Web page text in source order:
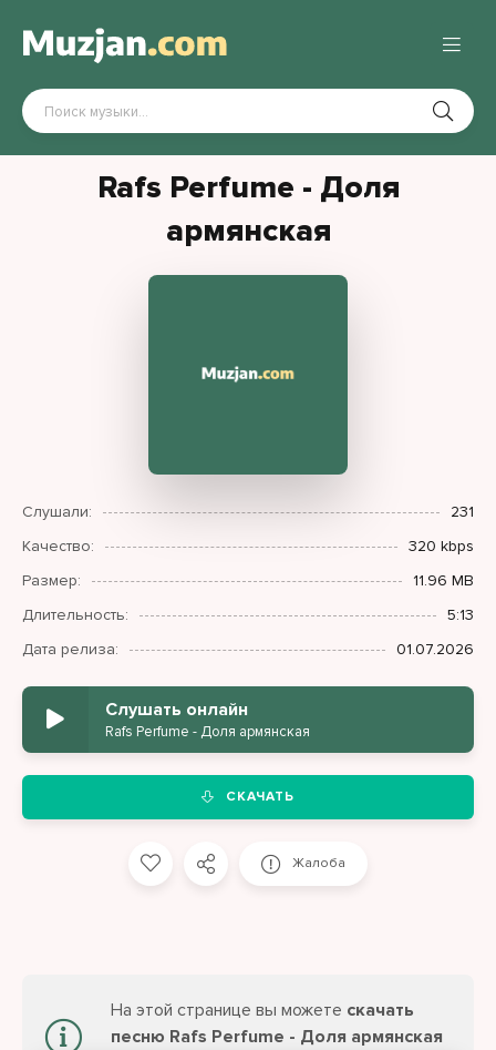
Rafs Perfume - Доля
армянская
Слушали:
231
Качество:
320 kbps
Размер:
11.96 MB
Длительность:
5:13
Дата релиза:
01.07.2026
Слушать онлайн
Rafs Perfume - Доля армянская
СКАЧАТЬ
Жалоба
На этой странице вы можете скачать
песню Rafs Perfume - Доля армянская